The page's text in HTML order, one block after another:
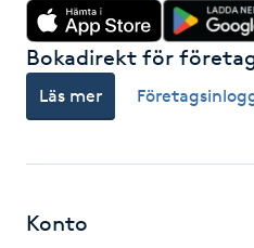
Kostrådgivning
Kroppsinpackning
Käkledsbehandling
Bokadirekt för
Läs mer
Konto